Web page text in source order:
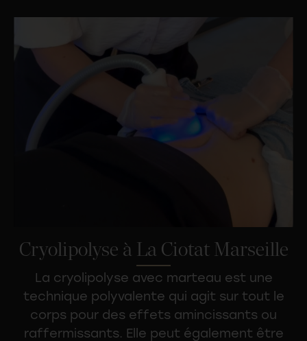
Cryolipolyse à La Ciotat Marseille
La cryolipolyse avec marteau est une
technique polyvalente qui agit sur tout le
corps pour des effets amincissants ou
raffermissants. Elle peut également être